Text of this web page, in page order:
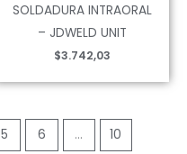
SOLDADURA INTRAORAL
– JDWELD UNIT
$3.742,03
5 6 … 10